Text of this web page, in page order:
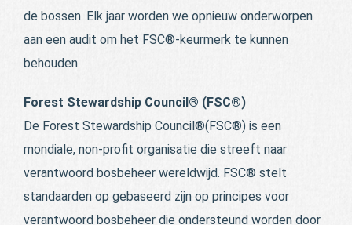
de bossen. Elk jaar worden we opnieuw onderworpen
aan een audit om het FSC®-keurmerk te kunnen
behouden.
Forest Stewardship Council® (FSC®)
De Forest Stewardship Council®(FSC®) is een
mondiale, non-profit organisatie die streeft naar
verantwoord bosbeheer wereldwijd. FSC® stelt
standaarden op gebaseerd zijn op principes voor
verantwoord bosbeheer die ondersteund worden door